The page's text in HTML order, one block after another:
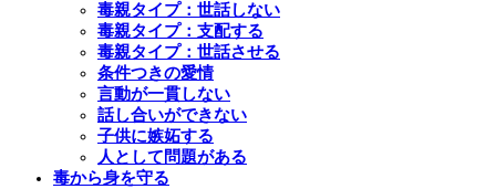
毒親タイプ：世話しない
毒親タイプ：支配する
毒親タイプ：世話させる
条件つきの愛情
言動が一貫しない
話し合いができない
子供に嫉妬する
人として問題がある
毒から身を守る